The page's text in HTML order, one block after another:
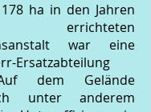
ha in den Jahren
errichteten
war eine
Ersatzabteilung
dem Gelände
unter anderem